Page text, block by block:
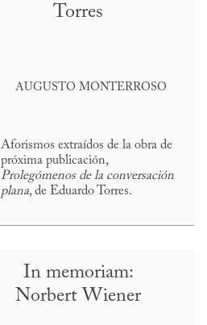
Torres
AUGUSTO MONTERROSO
Aforismos extraídos de la obra de
próxima publicación,
Prolegómenos de la conversación
plana, de Eduardo Torres.
In memoriam:
Norbert Wiener